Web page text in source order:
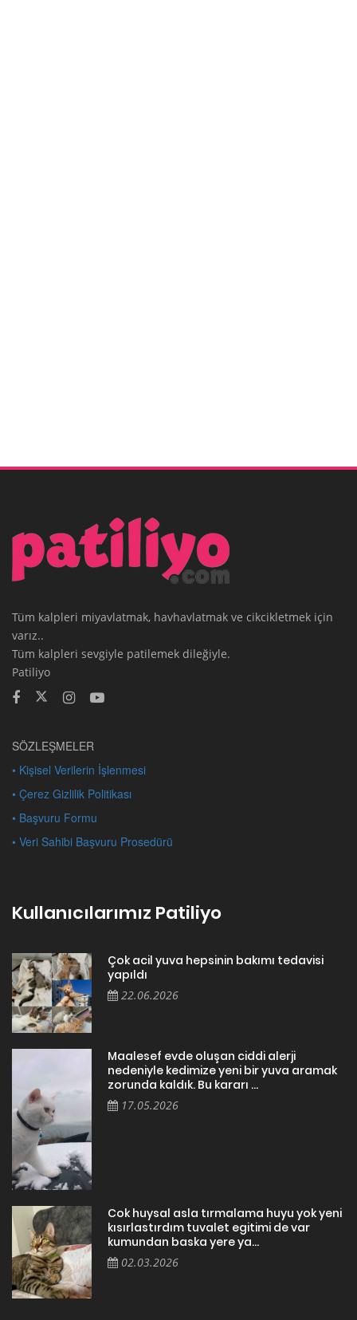
Tüm kalpleri miyavlatmak, havhavlatmak ve cikcikletmek için
varız..
Tüm kalpleri sevgiyle patilemek dileğiyle.
Patiliyo
SÖZLEŞMELER
• Kişisel Verilerin İşlenmesi
• Çerez Gizlilik Politikası
• Başvuru Formu
• Veri Sahibi Başvuru Prosedürü
Kullanıcılarımız Patiliyo
Çok acil yuva hepsinin bakımı tedavisi
yapıldı
22.06.2026
Maalesef evde oluşan ciddi alerji
nedeniyle kedimize yeni bir yuva aramak
zorunda kaldık. Bu kararı ...
17.05.2026
Cok huysal asla tırmalama huyu yok yeni
kısırlastırdım tuvalet egitimi de var
kumundan baska yere ya...
02.03.2026